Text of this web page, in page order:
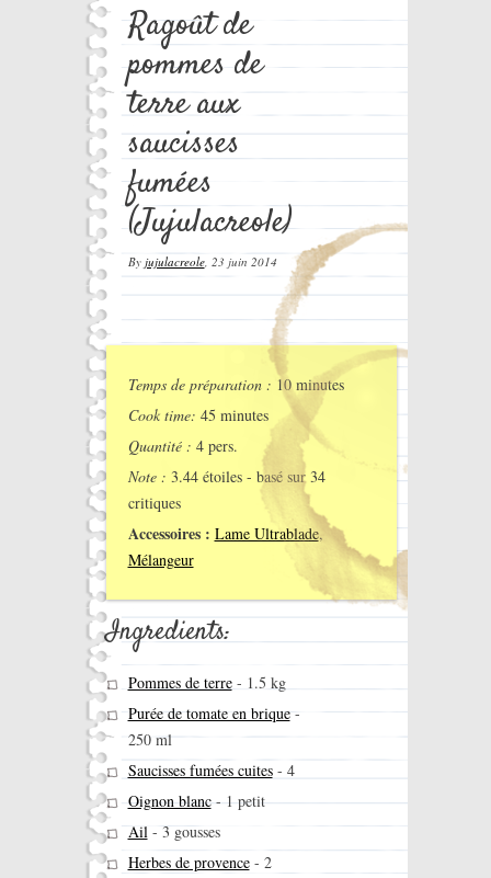
Ragoût de
pommes de
terre aux
saucisses
fumées
(Jujulacreole)
By jujulacreole, 23 juin 2014
Temps de préparation : 10 minutes
Cook time: 45 minutes
Quantité : 4 pers.
Note : 3.44étoiles - basé sur 34
critiques
Accessoires : Lame Ultrablade,
Mélangeur
Ingredients:
Pommes de terre- 1.5 kg
Purée de tomate en brique-
250 ml
Saucisses fumées cuites- 4
Oignon blanc-1 petit
Ail-3 gousses
Herbes de provence- 2